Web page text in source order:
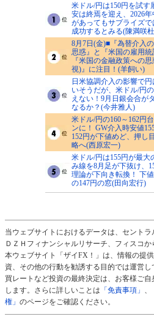
米ドル/円は150円を試す
安は終焉を迎え、2026
があってもサプライズ
成功するとみる(陳満咲
8月7日(金)■『為替介入
思惑』と『米国の雇用
『米国の金融政策への
視)』に注目！(羊飼い)
日米協調介入の影響で
いそうだが、米ドル/円
えない！9月日銀会合が
なるか？(今井雅人)
米ドル/円の160～162円
ンに！ GW介入時安値
152円が下値めど、押し
略へ(西原宏一)
米ドル/円は155円が最大
み線を8月足が下抜け、
理論が下向き転換！ 下
の147円の窓(田向宏行)
当ウェブサイトにおけるデータは、セントラ
ＤＺＨフィナンシャルリサーチ、フィスコか
本ウェブサイト「ザイFX！」は、情報の提
資、その他の行動を勧誘する目的では運営
買レートなど投資の最終決定は、お客様ご
します。さらに詳しいことは 「免責事項」 、
権」 のページをご確認ください。